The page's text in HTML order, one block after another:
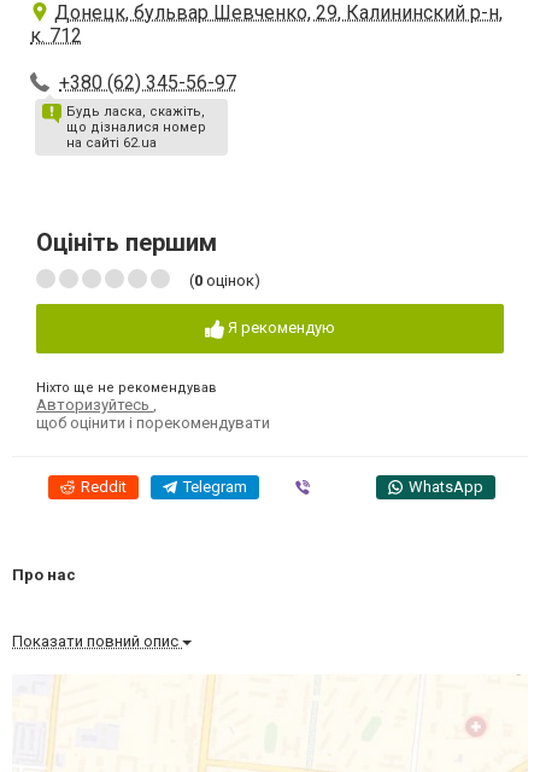
Донецк, бульвар Шевченко, 29, Калининский р-н,
к. 712
+380 (62) 345-56-97
Будь ласка, скажіть,
що дізналися номер
на сайті 62.ua
Оцініть першим
(0 оцінок)
Я рекомендую
Ніхто ще не рекомендував
Авторизуйтесь
щоб оцінити і порекомендувати
Reddit Telegram WhatsApp
Про нас
Показати повний опис